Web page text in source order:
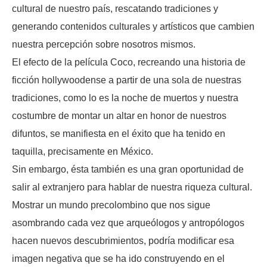
cultural de nuestro país, rescatando tradiciones y
generando contenidos culturales y artísticos que cambien
nuestra percepción sobre nosotros mismos.
El efecto de la película Coco, recreando una historia de
ficción hollywoodense a partir de una sola de nuestras
tradiciones, como lo es la noche de muertos y nuestra
costumbre de montar un altar en honor de nuestros
difuntos, se manifiesta en el éxito que ha tenido en
taquilla, precisamente en México.
Sin embargo, ésta también es una gran oportunidad de
salir al extranjero para hablar de nuestra riqueza cultural.
Mostrar un mundo precolombino que nos sigue
asombrando cada vez que arqueólogos y antropólogos
hacen nuevos descubrimientos, podría modificar esa
imagen negativa que se ha ido construyendo en el